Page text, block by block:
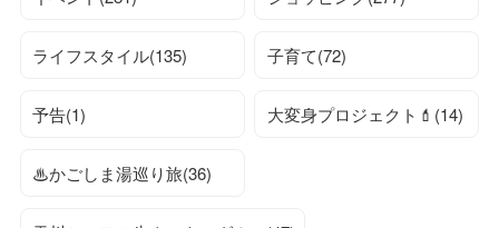
ライフスタイル(135) 子育て(72)
予告(1) 大変身プロジェクト💄(14)
♨かごしま湯巡り旅(36)